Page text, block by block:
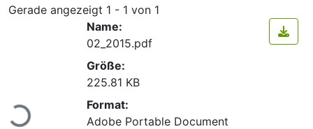
Gerade angezeigt 1 - 1 von 1
Lade...
Name:
02_2015.pdf
Größe:
225.81 KB
Format:
Adobe Portable Document